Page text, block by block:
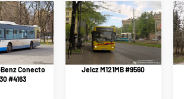
Conecto
#4163
Jelcz M121MB #9560